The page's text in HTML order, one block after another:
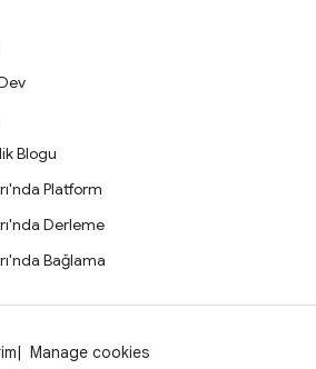
Blogu
Platform
Derleme
Bağlama
Manage cookies